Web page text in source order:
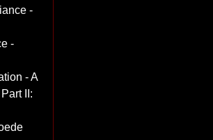
-
-
- A
II: